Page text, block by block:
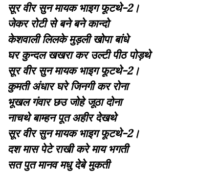
सूर वीर सुन मायक भाइग फूटथे-2।
जेकर रोटी से बने बने कान्दो
केशवाली लिलके मुड़ली खोपा बांधे
घर कुन्दल खखरा कर उल्टी पीठ पोड़थे
सूर वीर सुन मायक भाइग फूटथे-2।
कुमती अंधार घरे जिनगी कर रोना
भूखल गंवार छउ जोहे जूठा दोना
नाचथे बाम्हन पूत अहीर देखथे
सूर वीर सुन मायक भाइग फूटथे-2।
दश मास पेटे राखी करे माय भगती
सत पुत मानव मधु देबे मुकती